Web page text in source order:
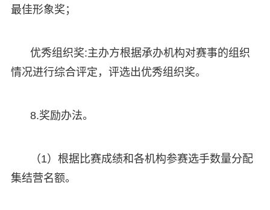
最佳形象奖；
优秀组织奖:主办方根据承办机构对赛事的组织
情况进行综合评定，评选出优秀组织奖。
8.奖励办法。
（1）根据比赛成绩和各机构参赛选手数量分配
集结营名额。